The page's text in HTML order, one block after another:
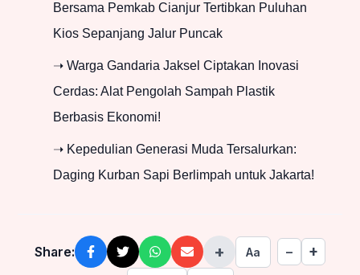
Bersama Pemkab Cianjur Tertibkan Puluhan
Kios Sepanjang Jalur Puncak
➝ Warga Gandaria Jaksel Ciptakan Inovasi
Cerdas: Alat Pengolah Sampah Plastik
Berbasis Ekonomi!
➝ Kepedulian Generasi Muda Tersalurkan:
Daging Kurban Sapi Berlimpah untuk Jakarta!
Share: + Aa − +